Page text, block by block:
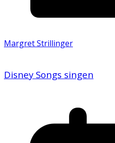
Margret Strillinger
Disney Songs singen